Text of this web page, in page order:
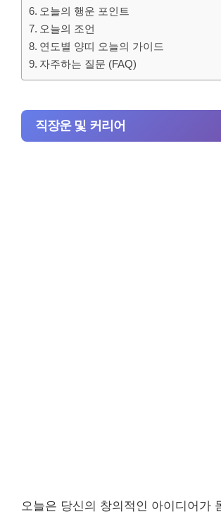
오늘의 행운 포인트
오늘의 조언
연도별 양띠 오늘의 가이드
자주하는 질문 (FAQ)
직장운 및 커리어
오늘은 당신의 창의적인 아이디어가